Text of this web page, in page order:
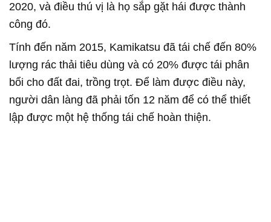
2020, và điều thú vị là họ sắp gặt hái được thành
công đó.
Tính đến năm 2015, Kamikatsu đã tái chế đến 80%
lượng rác thải tiêu dùng và có 20% được tái phân
bổi cho đất đai, trồng trọt. Để làm được điều này,
người dân làng đã phải tốn 12 năm để có thể thiết
lập được một hệ thống tái chế hoàn thiện.